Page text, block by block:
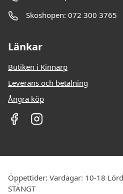
Skoshopen: 072 300 3765
Länkar
Butiken i Kinnarp
Leverans och betalning
Ångra köp
Öppettider: Vardagar: 10-18
STÄNGT